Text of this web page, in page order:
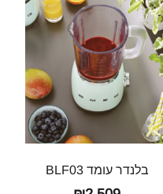
בלנדר עומד BLF03